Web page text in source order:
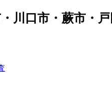
川口市・蕨市・